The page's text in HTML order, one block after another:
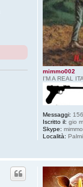
mimmo002
I'M A REAL
Messaggi:
Iscritto il: gio
Skype:
Località: Palmi